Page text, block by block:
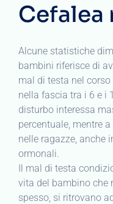
Cefalea
Alcune statistiche
bambini riferisce di
mal di testa nel corso
nella fascia tra i 6 e i
disturbo interessa
percentuale, mentre
nelle ragazze, anche
ormonali.
Il mal di testa
vita del bambino che
spesso, si ritrovano